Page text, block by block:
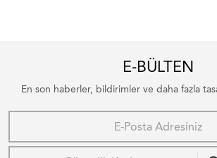
E-BÜLTEN
En son haberler, bildirimler ve daha fazla